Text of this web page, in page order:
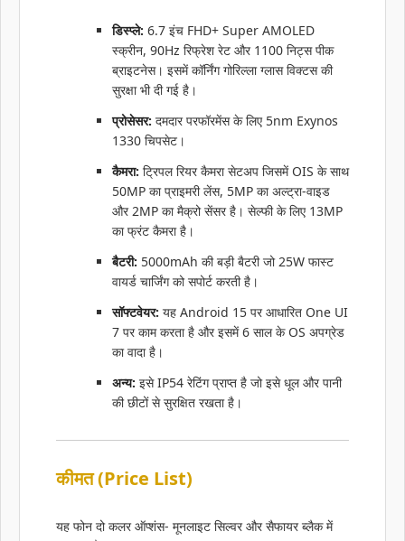
डिस्प्ले: 6.7 इंच FHD+ Super AMOLED
स्क्रीन, 90Hz रिफ्रेश रेट और 1100 निट्स पीक
ब्राइटनेस। इसमें कॉर्निंग गोरिल्ला ग्लास विक्टस की
सुरक्षा भी दी गई है।
प्रोसेसर: दमदार परफॉरमेंस के लिए 5nm Exynos
1330 चिपसेट।
कैमरा: ट्रिपल रियर कैमरा सेटअप जिसमें OIS के साथ
50MP का प्राइमरी लेंस, 5MP का अल्ट्रा-वाइड
और 2MP का मैक्रो सेंसर है। सेल्फी के लिए 13MP
का फ्रंट कैमरा है।
बैटरी: 5000mAh की बड़ी बैटरी जो 25W फास्ट
वायर्ड चार्जिंग को सपोर्ट करती है।
सॉफ्टवेयर: यह Android 15 पर आधारित One UI
7 पर काम करता है और इसमें 6 साल के OS अपग्रेड
का वादा है।
अन्य: इसे IP54 रेटिंग प्राप्त है जो इसे धूल और पानी
की छीटों से सुरक्षित रखता है।
कीमत (Price List)
यह फोन दो कलर ऑप्शंस- मूनलाइट सिल्वर और सैफायर ब्लैक में